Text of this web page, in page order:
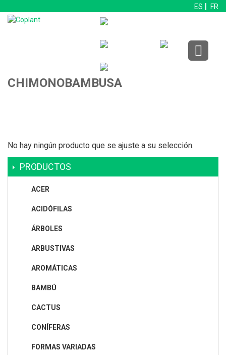
ES FR
CHIMONOBAMBUSA
No hay ningún producto que se ajuste a su selección.
PRODUCTOS
ACER
ACIDÓFILAS
ÁRBOLES
ARBUSTIVAS
AROMÁTICAS
BAMBÚ
CACTUS
CONÍFERAS
FORMAS VARIADAS